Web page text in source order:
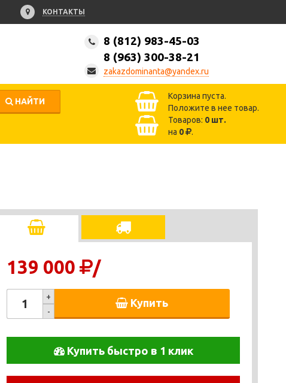
КОНТАКТЫ
8 (812) 983-45-03
8 (963) 300-38-21
zakazdominanta@yandex.ru
НАЙТИ
Корзина пуста.
Положите в нее товар.
Товаров: 0 шт.
на 0 .
139 000 /
+
-
Купить
Купить быстро в 1 клик